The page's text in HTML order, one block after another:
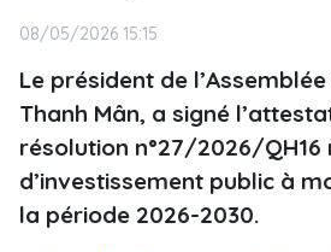
08/05/2026 15:15
Le président de
Thanh Mân, a signé
résolution n°27/2026/
d’investissement public à
la période 2026-2030.